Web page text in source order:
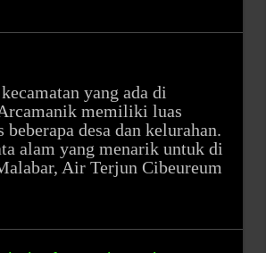
yang ada di
memiliki luas
desa dan kelurahan.
alam yang menarik untuk di
Air Terjun Cibeureum